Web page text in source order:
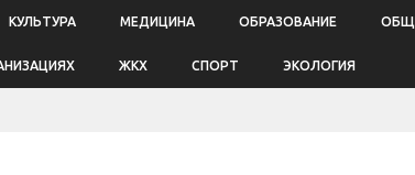
КУЛЬТУРА МЕДИЦИНА ОБРАЗОВАНИЕ
ЖКХ СПОРТ ЭКОЛОГИЯ